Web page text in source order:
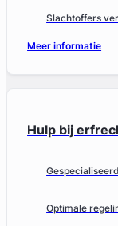
Slachtoffers
Meer informatie
Hulp bij
Optimale